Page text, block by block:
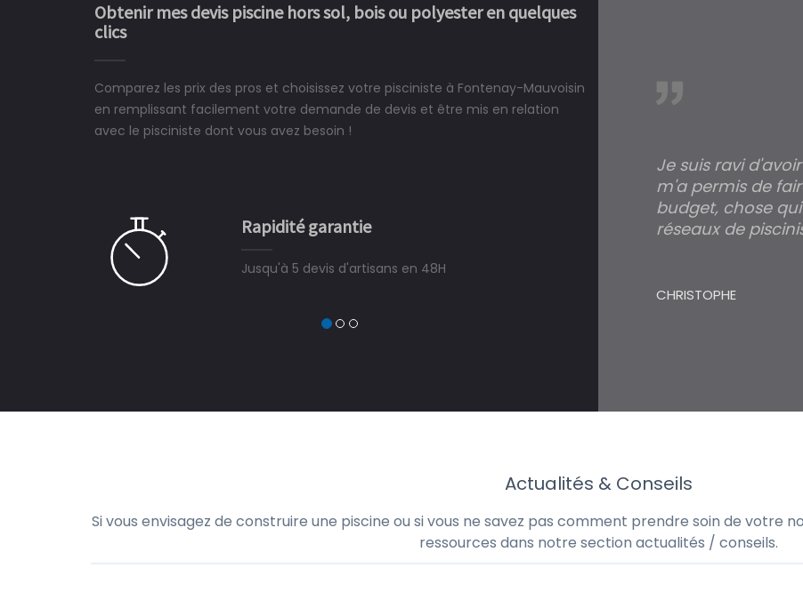
Obtenir mes devis piscine hors sol, bois ou polyester en quelques
clics
Comparez les prix des pros et choisissez votre pisciniste à Fontenay-Mauvoisin
en remplissant facilement votre demande de devis et être mis en relation
avec le pisciniste dont vous avez besoin !
Rapidité garantie
Jusqu'à 5 devis d'artisans en 48H
ne peut plus s'en passer.
Le rêve devient enfin réalité, une piscine est bien
construit chez moi.
Je suis ravi
m'a permis de
budget, chose
réseaux de
CHRISTOPHE
Actualités & Conseils
Si vous envisagez de construire une piscine ou si vous ne savez pas comment prendre soin de votre
ressources dans notre section actualités / conseils.